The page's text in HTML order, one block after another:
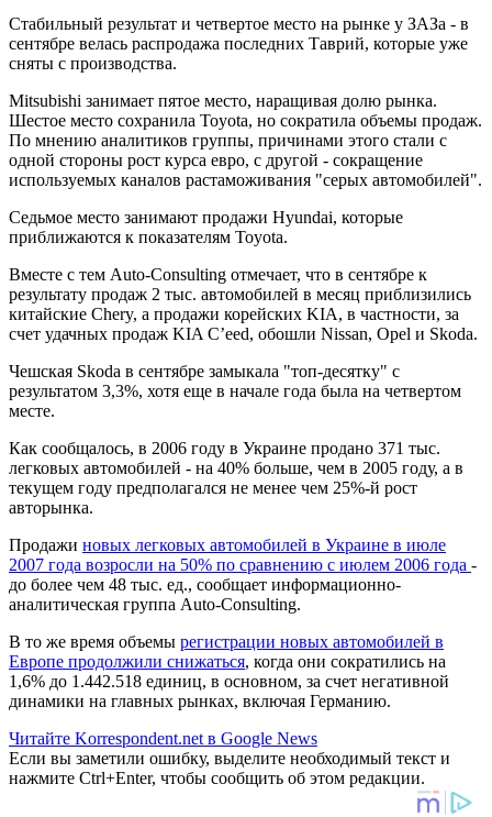
Стабильный результат и четвертое место на рынке у ЗАЗа - в
сентябре велась распродажа последних Таврий, которые уже
сняты с производства.
Mitsubishi занимает пятое место, наращивая долю рынка.
Шестое место сохранила Toyota, но сократила объемы продаж.
По мнению аналитиков группы, причинами этого стали с
одной стороны рост курса евро, с другой - сокращение
используемых каналов растаможивания "серых автомобилей".
Седьмое место занимают продажи Hyundai, которые
приближаются к показателям Toyota.
Вместе с тем Auto-Consulting отмечает, что в сентябре к
результату продаж 2 тыс. автомобилей в месяц приблизились
китайские Chery, а продажи корейских KIA, в частности, за
счет удачных продаж KIA C’eed, обошли Nissan, Opel и Skoda.
Чешская Skoda в сентябре замыкала "топ-десятку" с
результатом 3,3%, хотя еще в начале года была на четвертом
месте.
Как сообщалось, в 2006 году в Украине продано 371 тыс.
легковых автомобилей - на 40% больше, чем в 2005 году, а в
текущем году предполагался не менее чем 25%-й рост
авторынка.
Продажи новых легковых автомобилей в Украине в июле
2007 года возросли на 50% по сравнению с июлем 2006 года -
до более чем 48 тыс. ед., сообщает информационно-
аналитическая группа Auto-Consulting.
В то же время объемы регистрации новых автомобилей в
Европе продолжили снижаться, когда они сократились на
1,6% до 1.442.518 единиц, в основном, за счет негативной
динамики на главных рынках, включая Германию.
Читайте Korrespondent.net в Google News
Если вы заметили ошибку, выделите необходимый текст и
нажмите Ctrl+Enter, чтобы сообщить об этом редакции.